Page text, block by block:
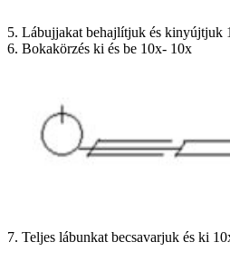
5. Lábujjakat behajlítjuk és kinyújtjuk
6. Bokakörzés ki és be 10x- 10x
7. Teljes lábunkat becsavarjuk és ki